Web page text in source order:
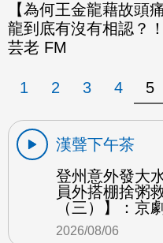
【為何王金龍藉故頭
龍到底有沒有相認？
芸老 FM
1 2 3 4 5
漢聲下午茶
登州意外發大
員外搭棚捨粥
（三）】：京
2026/08/06